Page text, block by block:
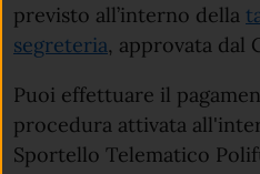
previsto all’interno della
segreteria, approvata dal
Puoi effettuare il
procedura attivata
Sportello Telematico